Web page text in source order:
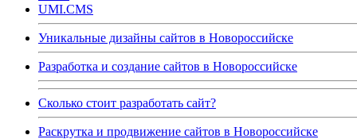
UMI.CMS
Уникальные дизайны сайтов в Новороссийске
Разработка и создание сайтов в Новороссийске
Сколько стоит разработать сайт?
Раскрутка и продвижение сайтов в Новороссийске